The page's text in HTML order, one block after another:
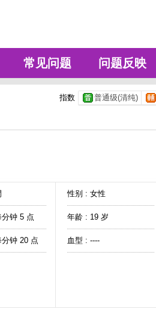
常见问题 问题反映
指数 普通级(清纯)
分钟 5 点
分钟 20 点
性别 : 女性
年龄 : 19 岁
血型 : ----